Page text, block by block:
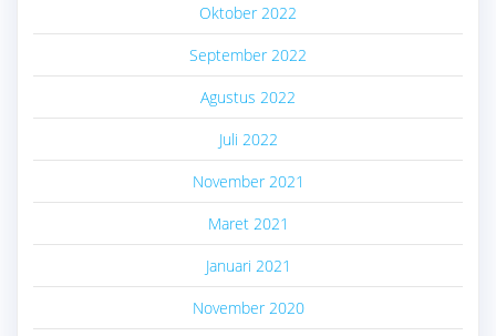
Oktober 2022
September 2022
Agustus 2022
Juli 2022
November 2021
Maret 2021
Januari 2021
November 2020